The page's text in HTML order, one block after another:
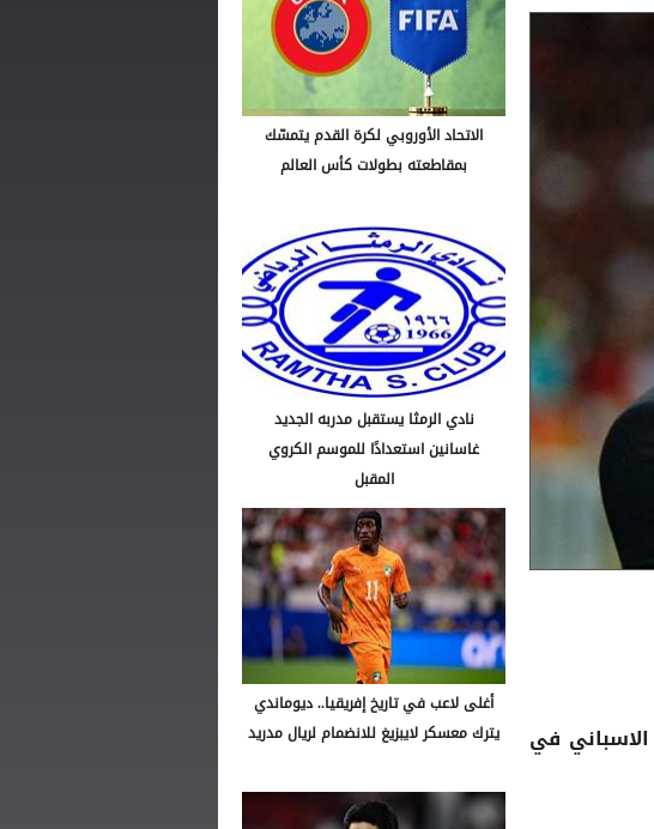
الاسباني في
الاتحاد الأوروبي لكرة القدم يتمسّك
بمقاطعته بطولات كأس العالم
نادي الرمثا يستقبل مدربه الجديد
غاسانين استعدادًا للموسم الكروي
المقبل
أغلى لاعب في تاريخ إفريقيا.. ديوماندي
يترك معسكر لايبزيغ للانضمام لريال مدريد